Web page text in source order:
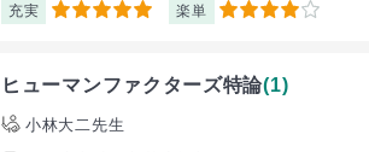
充実 5 楽単 4
ヒューマンファクターズ特論(1)
小林大二先生